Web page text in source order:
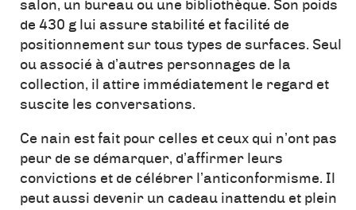
salon, un bureau ou une bibliothèque. Son poids
de 430 g lui assure stabilité et facilité de
positionnement sur tous types de surfaces. Seul
ou associé à d’autres personnages de la
collection, il attire immédiatement le regard et
suscite les conversations.
Ce nain est fait pour celles et ceux qui n’ont pas
peur de se démarquer, d’affirmer leurs
convictions et de célébrer l’anticonformisme. Il
peut aussi devenir un cadeau inattendu et plein